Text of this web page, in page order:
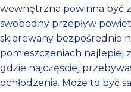
wewnętrzna powinna być
swobodny przepływ
skierowany bezpośrednio
pomieszczeniach najlepiej
gdzie najczęściej
ochłodzenia. Może to być